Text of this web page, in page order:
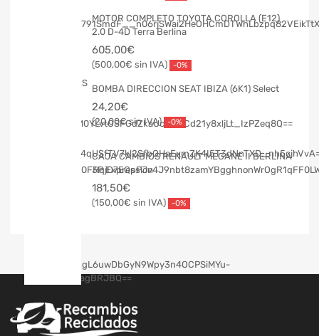
MOTOR COMPLETO TOYOTA COROLLA (E12)
2.0 D-4D Terra Berlina
605,00€
500,00€ -0%
BOMBA DIRECCION SEAT IBIZA (6K1) Select
24,20€
20,00€ -0%
CAJA CAMBIOS RENAULT MEGANE II BERLINA
3P Expression
181,50€
150,00€ -0%